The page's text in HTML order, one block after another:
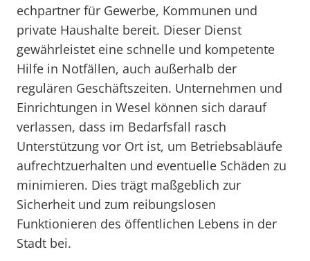
echpartner für Gewerbe, Kommunen und
private Haushalte bereit. Dieser Dienst
gewährleistet eine schnelle und kompetente
Hilfe in Notfällen, auch außerhalb der
regulären Geschäftszeiten. Unternehmen und
Einrichtungen in Wesel können sich darauf
verlassen, dass im Bedarfsfall rasch
Unterstützung vor Ort ist, um Betriebsabläufe
aufrechtzuerhalten und eventuelle Schäden zu
minimieren. Dies trägt maßgeblich zur
Sicherheit und zum reibungslosen
Funktionieren des öffentlichen Lebens in der
Stadt bei.